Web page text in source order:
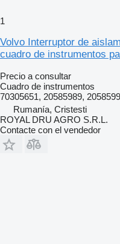
1
Volvo Interruptor de
cuadro de instrumentos
Precio a consultar
Cuadro de instrumentos
70305651, 20585989,
Rumanía, Cristesti
ROYAL DRU AGRO S.R.L.
Contacte con el vendedor